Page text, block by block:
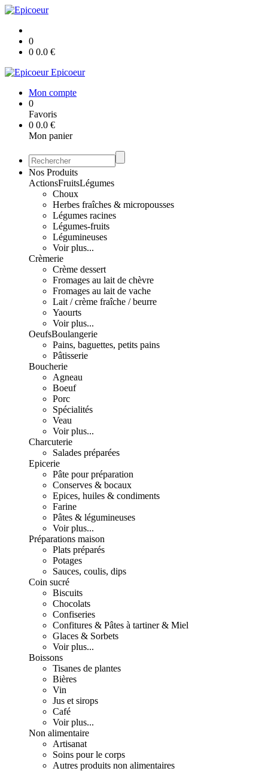
0
0 0.0 €
Epicoeur
Mon compte
0
Favoris
0 0.0 €
Mon panier
Nos Produits
ActionsFruitsLégumes
Choux
Herbes fraîches & micropousses
Légumes racines
Légumes-fruits
Légumineuses
Voir plus...
Crèmerie
Crème dessert
Fromages au lait de chèvre
Fromages au lait de vache
Lait / crème fraîche / beurre
Yaourts
Voir plus...
OeufsBoulangerie
Pains, baguettes, petits pains
Pâtisserie
Boucherie
Agneau
Boeuf
Porc
Spécialités
Veau
Voir plus...
Charcuterie
Salades préparées
Epicerie
Pâte pour préparation
Conserves & bocaux
Epices, huiles & condiments
Farine
Pâtes & légumineuses
Voir plus...
Préparations maison
Plats préparés
Potages
Sauces, coulis, dips
Coin sucré
Biscuits
Chocolats
Confiseries
Confitures & Pâtes à tartiner & Miel
Glaces & Sorbets
Voir plus...
Boissons
Tisanes de plantes
Bières
Vin
Jus et sirops
Café
Voir plus...
Non alimentaire
Artisanat
Soins pour le corps
Autres produits non alimentaires